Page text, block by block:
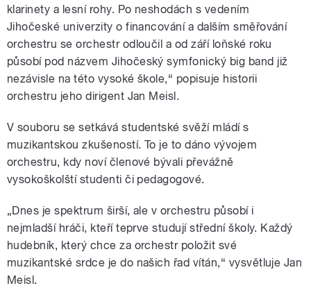
klarinety a lesní rohy. Po neshodách s vedením
Jihočeské univerzity o financování a dalším směřování
orchestru se orchestr odloučil a od září loňské roku
působí pod názvem Jihočeský symfonický big band již
nezávisle na této vysoké škole,“ popisuje historii
orchestru jeho dirigent Jan Meisl.
V souboru se setkává studentské svěží mládí s
muzikantskou zkušeností. To je to dáno vývojem
orchestru, kdy noví členové bývali převážně
vysokoškolští studenti či pedagogové.
„Dnes je spektrum širší, ale v orchestru působí i
nejmladší hráči, kteří teprve studují střední školy. Každý
hudebník, který chce za orchestr položit své
muzikantské srdce je do našich řad vítán,“ vysvětluje Jan
Meisl.